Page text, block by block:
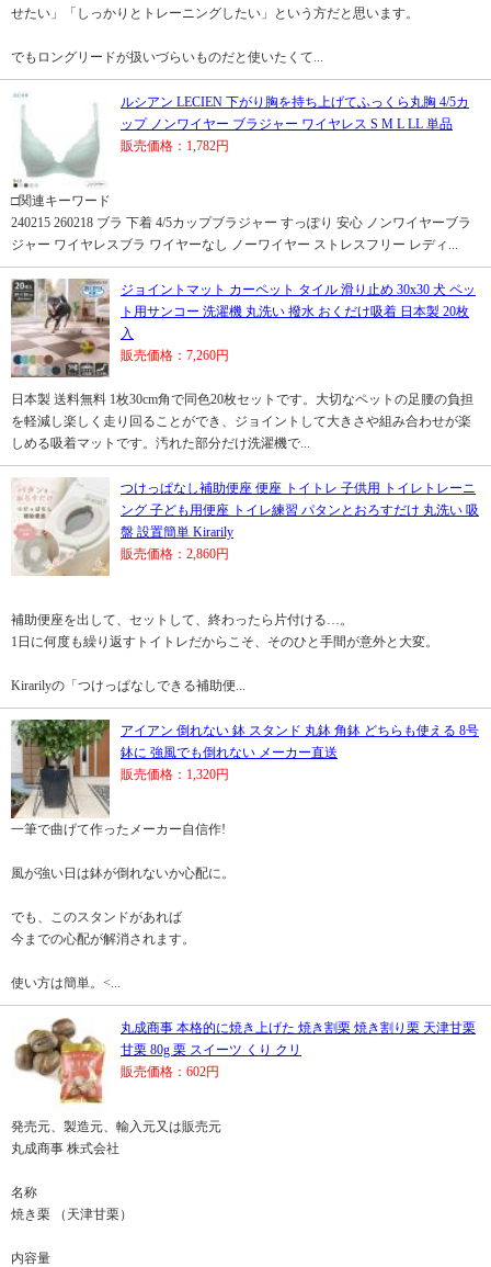
せたい」「しっかりとトレーニングしたい」という方だと思います。
でもロングリードが扱いづらいものだと使いたくて...
ルシアン LECIEN 下がり胸を持ち上げてふっくら丸胸 4/5カ
ップ ノンワイヤー ブラジャー ワイヤレス S M L LL 単品
販売価格：1,782円
□関連キーワード
240215 260218 ブラ 下着 4/5カップブラジャー すっぽり 安心 ノンワイヤーブラ
ジャー ワイヤレスブラ ワイヤーなし ノーワイヤー ストレスフリー レディ...
ジョイントマット カーペット タイル 滑り止め 30x30 犬 ペッ
ト用サンコー 洗濯機 丸洗い 撥水 おくだけ吸着 日本製 20枚
入
販売価格：7,260円
日本製 送料無料 1枚30cm角で同色20枚セットです。大切なペットの足腰の負担
を軽減し楽しく走り回ることができ、ジョイントして大きさや組み合わせが楽
しめる吸着マットです。汚れた部分だけ洗濯機で...
つけっぱなし補助便座 便座 トイトレ 子供用 トイレトレーニ
ング 子ども用便座 トイレ練習 パタンとおろすだけ 丸洗い 吸
盤 設置簡単 Kirarily
販売価格：2,860円
補助便座を出して、セットして、終わったら片付ける…。
1日に何度も繰り返すトイトレだからこそ、そのひと手間が意外と大変。
Kirarilyの「つけっぱなしできる補助便...
アイアン 倒れない 鉢 スタンド 丸鉢 角鉢 どちらも使える 8号
鉢に 強風でも倒れない メーカー直送
販売価格：1,320円
一筆で曲げて作ったメーカー自信作!
風が強い日は鉢が倒れないか心配に。
でも、このスタンドがあれば
今までの心配が解消されます。
使い方は簡単。<...
丸成商事 本格的に焼き上げた 焼き割栗 焼き割り栗 天津甘栗
甘栗 80g 栗 スイーツ くり クリ
販売価格：602円
発売元、製造元、輸入元又は販売元
丸成商事 株式会社
名称
焼き栗 （天津甘栗）
内容量